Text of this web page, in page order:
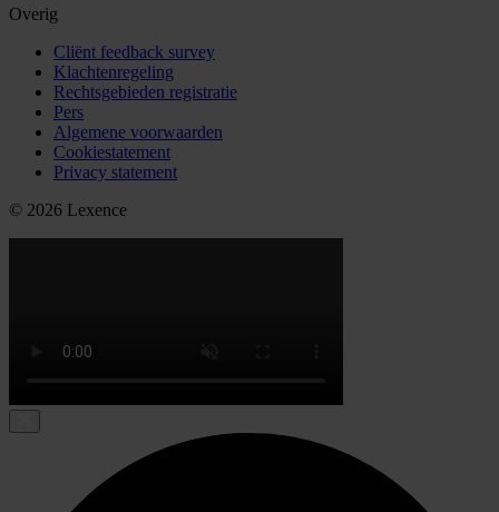
Overig
Cliënt feedback survey
Klachtenregeling
Rechtsgebieden registratie
Pers
Algemene voorwaarden
Cookiestatement
Privacy statement
© 2026 Lexence